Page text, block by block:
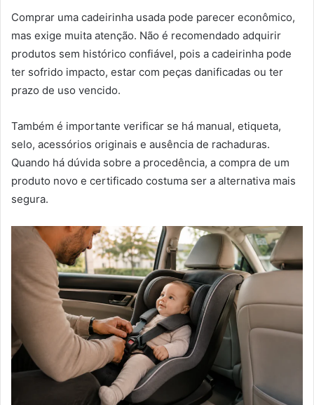
Comprar uma cadeirinha usada pode parecer econômico,
mas exige muita atenção. Não é recomendado adquirir
produtos sem histórico confiável, pois a cadeirinha pode
ter sofrido impacto, estar com peças danificadas ou ter
prazo de uso vencido.
Também é importante verificar se há manual, etiqueta,
selo, acessórios originais e ausência de rachaduras.
Quando há dúvida sobre a procedência, a compra de um
produto novo e certificado costuma ser a alternativa mais
segura.